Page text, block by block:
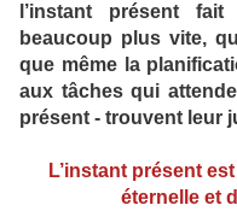
l’instant présent
beaucoup plus vite,
que même la
aux tâches qui
présent - trouvent leur
L’instant présent
éternelle et